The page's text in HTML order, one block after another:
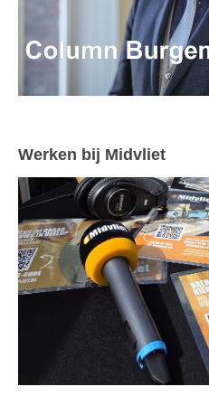
Werken bij Midvliet